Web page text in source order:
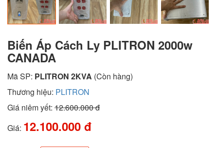
Biến Áp Cách Ly PLITRON 2000w
CANADA
Mã SP: PLITRON 2KVA (Còn hàng)
Thương hiệu: PLITRON
Giá niêm yết: 12.600.000 đ
Giá: 12.100.000 đ